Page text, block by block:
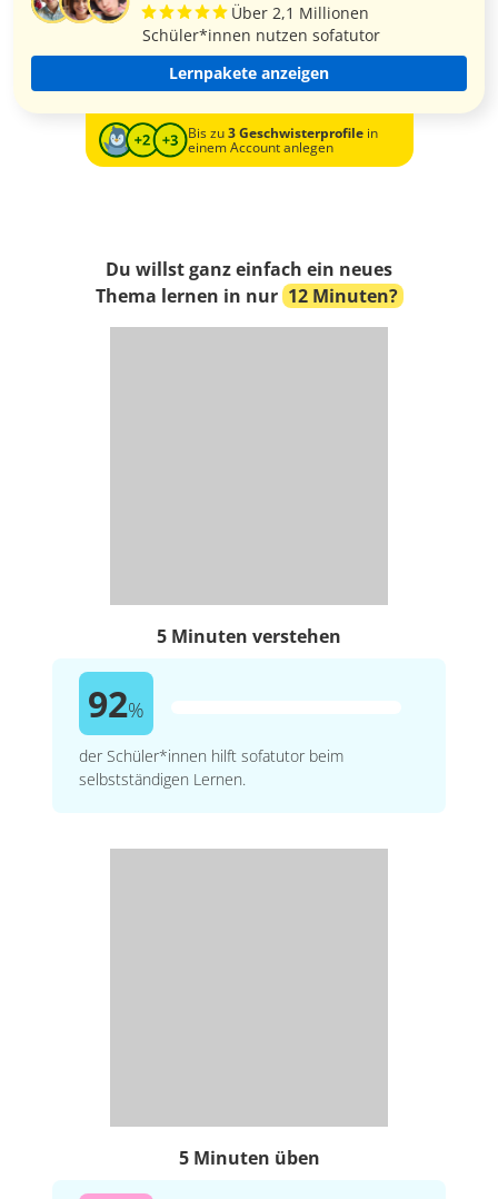
Über 2,1 Millionen
Schüler*innen nutzen sofatutor
Lernpakete anzeigen
Bis zu3 Geschwisterprofilein
einem Account anlegen
Du willst ganz einfach ein neues
Thema lernen in nur 12 Minuten?
5 Minuten verstehen
92%
der Schüler*innen hilft sofatutor beim
selbstständigen Lernen.
5 Minuten üben